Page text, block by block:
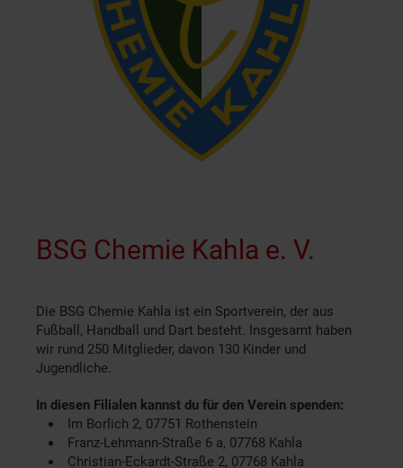
BSG Chemie Kahla e. V.
Die BSG Chemie Kahla ist ein Sportverein, der aus
Fußball, Handball und Dart besteht. Insgesamt haben
wir rund 250 Mitglieder, davon 130 Kinder und
Jugendliche.
In diesen Filialen kannst du für den Verein spenden:
Im Borlich 2, 07751 Rothenstein
Franz-Lehmann-Straße 6 a, 07768 Kahla
Christian-Eckardt-Straße 2, 07768 Kahla